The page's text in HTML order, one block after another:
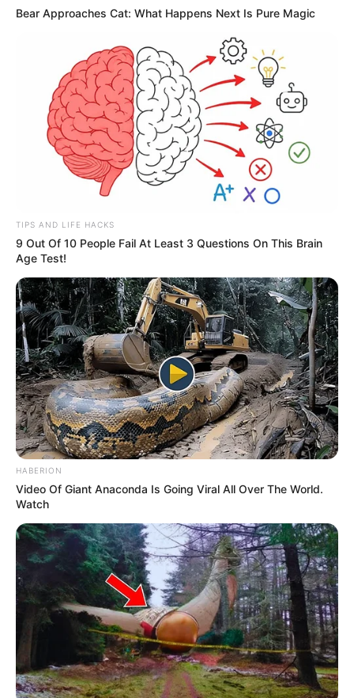
Reconocido como uno de los
espacios ecológicos más
importantes de la ciudad, el Jardín Botánico se ha
consolidado como un escenario de
educación ambiental,
investigación científica y conservación
de especies. Cada
año recibe miles de visitantes interesados en
conocer
más sobre la riqueza natural de Colombiay las acciones
que se adelantan para protegerla.
En el marco de la estrategia Bogotá, mi Ciudad, mi Casa,
la entidad invitó a niños, jóvenes, adultos y familias
incluirá recorridos temáticos
exposiciones artísticas, charlas especializadas y
actividades recreativas
agua, el cambio climático,la flora, la fauna y los
ecosistemas urbanos.
¿Qué actividades tendrá la Semana
Ambiental 2026 en el Jardín Botánico de
Bogotá?
Crédito:
Colprensa.
Semana Ambientales una de las celebraciones más
importantes para las entidades distritales, ya que permite
acercar a la ciudadanía a temas relacionados con la
sostenibilidad y promover acciones concretaspara
Bear Approaches Cat: What Happens Next Is Pure Magic
TIPS AND LIFE HACKS
9 Out Of 10 People Fail At Least 3 Questions On This Brain
Age Test!
HABERION
Video Of Giant Anaconda Is Going Viral All Over The World.
Watch